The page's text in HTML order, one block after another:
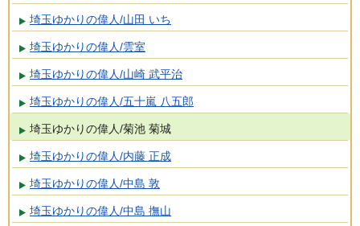
埼玉ゆかりの偉人/山田 いち
埼玉ゆかりの偉人/雲室
埼玉ゆかりの偉人/山崎 武平治
埼玉ゆかりの偉人/五十嵐 八五郎
埼玉ゆかりの偉人/菊池 菊城
埼玉ゆかりの偉人/内藤 正成
埼玉ゆかりの偉人/中島 敦
埼玉ゆかりの偉人/中島 撫山